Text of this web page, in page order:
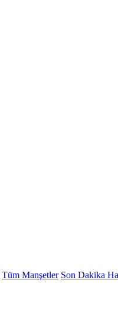
Tüm Manşetler Son Dakika